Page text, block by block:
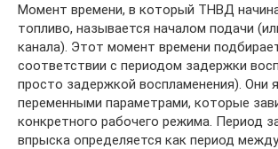
Момент времени, в который ТНВД
топливо, называется началом подачи
канала). Этот момент времени
соответствии с периодом задержки
просто задержкой воспламенения). Они
переменными параметрами, которые
конкретного рабочего режима. Период
впрыска определяется как период